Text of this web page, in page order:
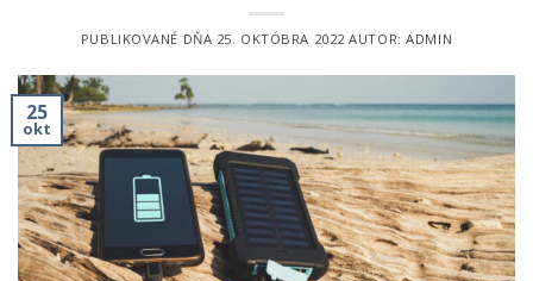
PUBLIKOVANÉ DŇA 25. OKTÓBRA 2022 AUTOR:ADMIN
25
okt